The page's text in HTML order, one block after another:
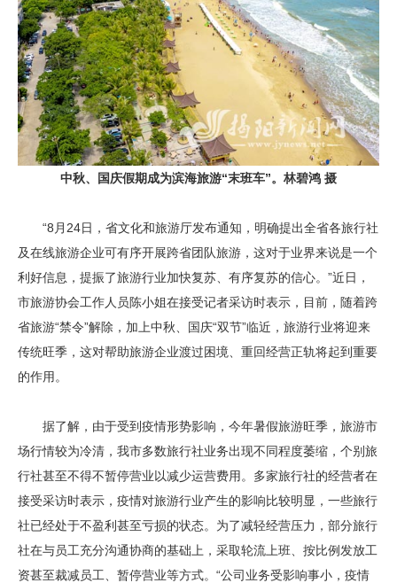
中秋、国庆假期成为滨海旅游“末班车”。林碧鸿 摄
“8月24日，省文化和旅游厅发布通知，明确提出全省各旅行社
及在线旅游企业可有序开展跨省团队旅游，这对于业界来说是一个
利好信息，提振了旅游行业加快复苏、有序复苏的信心。”近日，
市旅游协会工作人员陈小姐在接受记者采访时表示，目前，随着跨
省旅游“禁令”解除，加上中秋、国庆“双节”临近，旅游行业将迎来
传统旺季，这对帮助旅游企业渡过困境、重回经营正轨将起到重要
的作用。
据了解，由于受到疫情形势影响，今年暑假旅游旺季，旅游市
场行情较为冷清，我市多数旅行社业务出现不同程度萎缩，个别旅
行社甚至不得不暂停营业以减少运营费用。多家旅行社的经营者在
接受采访时表示，疫情对旅游行业产生的影响比较明显，一些旅行
社已经处于不盈利甚至亏损的状态。为了减轻经营压力，部分旅行
社在与员工充分沟通协商的基础上，采取轮流上班、按比例发放工
资甚至裁减员工、暂停营业等方式。“公司业务受影响事小，疫情